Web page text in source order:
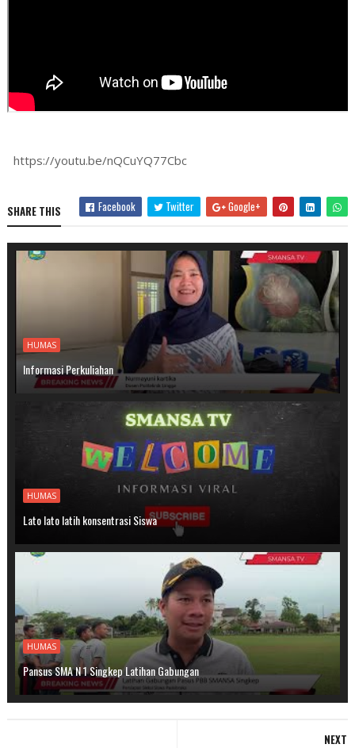
https://youtu.be/nQCuYQ77Cbc
SHARE THIS Facebook Twitter Google+
HUMAS
Informasi Perkuliahan
HUMAS
Lato lato latih konsentrasi Siswa
HUMAS
Pansus SMA N 1 Singkep Latihan Gabungan
NEXT